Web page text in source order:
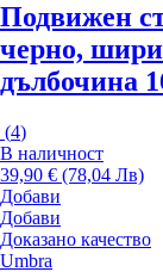
Подвижен
черно,
дълбочина
(4)
В наличност
39,90 € (78,04 Лв)
Добави
Добави
Доказано качество
Umbra